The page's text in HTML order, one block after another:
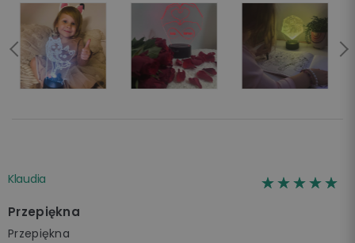
Klaudia ☆☆☆☆☆
★★★★★
Przepiękna
Przepiękna